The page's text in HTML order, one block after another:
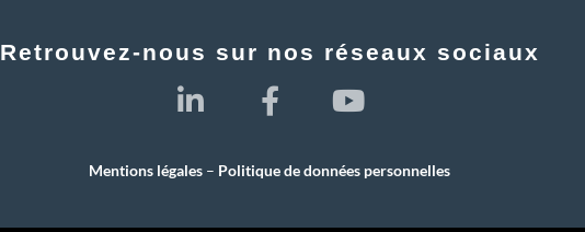
Retrouvez-nous sur nos réseaux sociaux
Mentions légales – Politique de données personnelles